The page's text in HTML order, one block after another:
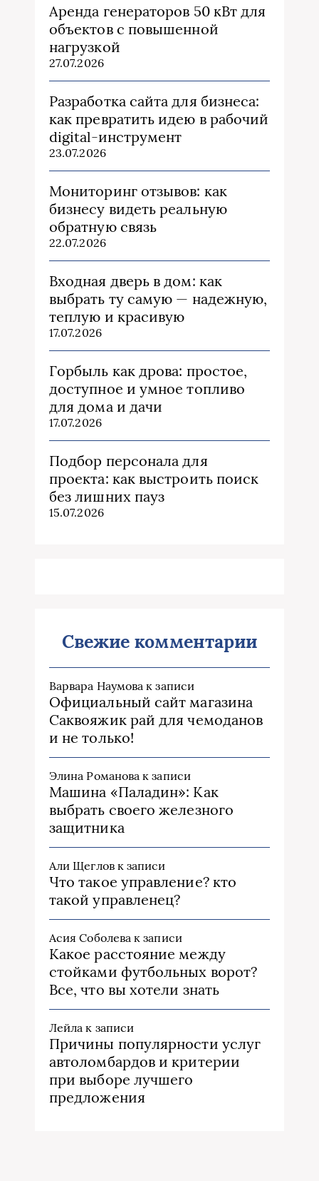
Аренда генераторов 50 кВт для
объектов с повышенной
нагрузкой
27.07.2026
Разработка сайта для бизнеса:
как превратить идею в рабочий
digital-инструмент
23.07.2026
Мониторинг отзывов: как
бизнесу видеть реальную
обратную связь
22.07.2026
Входная дверь в дом: как
выбрать ту самую — надежную,
теплую и красивую
17.07.2026
Горбыль как дрова: простое,
доступное и умное топливо
для дома и дачи
17.07.2026
Подбор персонала для
проекта: как выстроить поиск
без лишних пауз
15.07.2026
Свежие комментарии
Варвара Наумова к записи
Официальный сайт магазина
Саквояжик рай для чемоданов
и не только!
Элина Романова к записи
Машина «Паладин»: Как
выбрать своего железного
защитника
Али Щегловк записи
Что такое управление? кто
такой управленец?
Асия Соболева к записи
Какое расстояние между
стойками футбольных ворот?
Все, что вы хотели знать
Лейла к записи
Причины популярности услуг
автоломбардов и критерии
при выборе лучшего
предложения